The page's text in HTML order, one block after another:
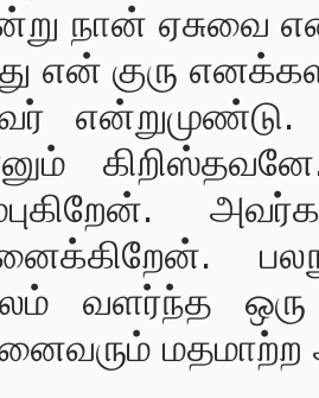
நான் ஏசுவை
என் குரு
வளர்ந்த
மதமாற்ற